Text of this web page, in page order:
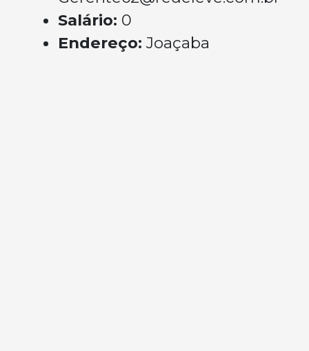
Salário: 0
Endereço: Joaçaba